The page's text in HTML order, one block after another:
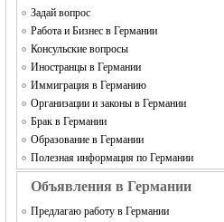
Задай вопрос
Работа и Бизнес в Германии
Консульские вопросы
Иностранцы в Германии
Иммиграция в Германию
Организации и законы в Германии
Брак в Германии
Образование в Германии
Полезная информация по Германии
Объявления в Германии
Предлагаю работу в Германии